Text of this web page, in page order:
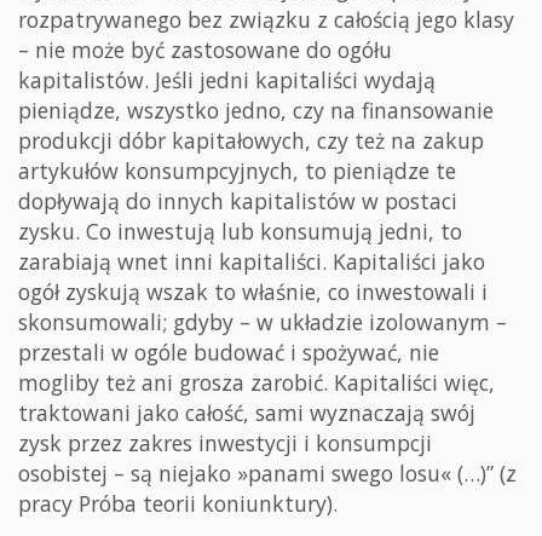
rozpatrywanego bez związku z całością jego klasy
– nie może być zastosowane do ogółu
kapitalistów. Jeśli jedni kapitaliści wydają
pieniądze, wszystko jedno, czy na finansowanie
produkcji dóbr kapitałowych, czy też na zakup
artykułów konsumpcyjnych, to pieniądze te
dopływają do innych kapitalistów w postaci
zysku. Co inwestują lub konsumują jedni, to
zarabiają wnet inni kapitaliści. Kapitaliści jako
ogół zyskują wszak to właśnie, co inwestowali i
skonsumowali; gdyby – w układzie izolowanym –
przestali w ogóle budować i spożywać, nie
mogliby też ani grosza zarobić. Kapitaliści więc,
traktowani jako całość, sami wyznaczają swój
zysk przez zakres inwestycji i konsumpcji
osobistej – są niejako »panami swego losu« (…)” (z
pracy Próba teorii koniunktury).